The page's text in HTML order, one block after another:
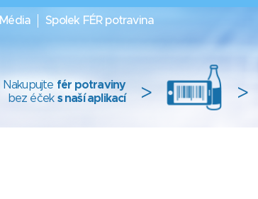
Média Spolek FÉR potravina
Nakupujte fér potraviny
bez éček s naší aplikací > >